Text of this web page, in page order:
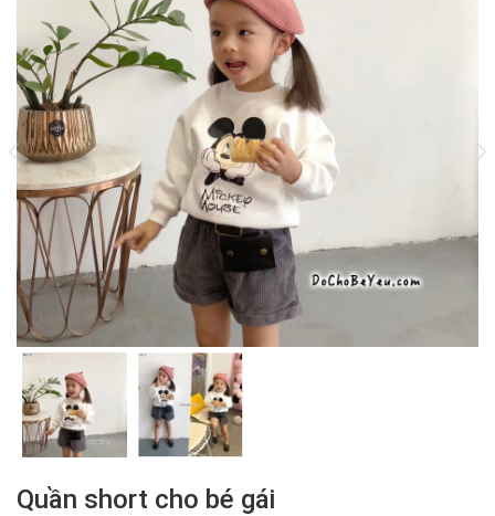
Quần short cho bé gái